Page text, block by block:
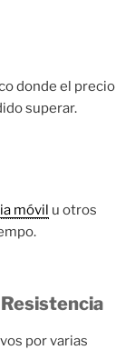
donde el precio
superar.
móvil u otros
por varias